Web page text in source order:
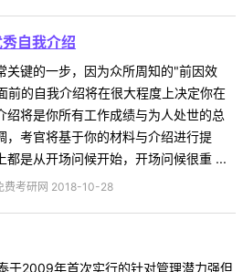
自我介绍
关键的一步，因为众所周知的"前因效
前的自我介绍将在很大程度上决定你在
绍将是你所有工作成绩与为人处世的总
，考官将基于你的材料与介绍进行提
是从开场问候开始，开场问候很重 ...
费考研网 2018-10-28
于2009年首次实行的针对管理潜力强但